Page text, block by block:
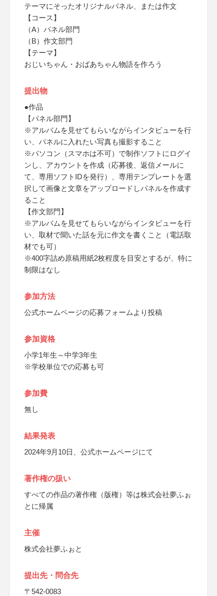
テーマにそったオリジナルパネル、または作文
【コース】
（A）パネル部門
（B）作文部門
【テーマ】
おじいちゃん・おばあちゃん物語を作ろう
提出物
●作品
【パネル部門】
※アルバムを見せてもらいながらインタビューを行
い、パネルに入れたい写真も撮影すること
※パソコン（スマホは不可）で制作ソフトにログイ
ンし、アカウントを作成（応募後、返信メールに
て、専用ソフトIDを発行）、専用テンプレートを選
択して画像と文章をアップロードしパネルを作成す
ること
【作文部門】
※アルバムを見せてもらいながらインタビューを行
い、取材で聞いた話を元に作文を書くこと（電話取
材でも可）
※400字詰め原稿用紙2枚程度を目安とするが、特に
制限はなし
参加方法
公式ホームページの応募フォームより投稿
参加資格
小学1年生～中学3年生
※学校単位での応募も可
参加費
無し
結果発表
2024年9月10日、公式ホームページにて
著作権の扱い
すべての作品の著作権（版権）等は株式会社夢ふぉ
とに帰属
主催
株式会社夢ふぉと
提出先・問合先
〒542-0083